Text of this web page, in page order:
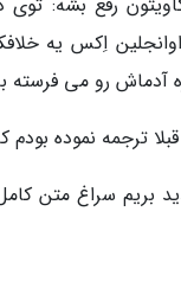
اِکس یه
آدماش رو می